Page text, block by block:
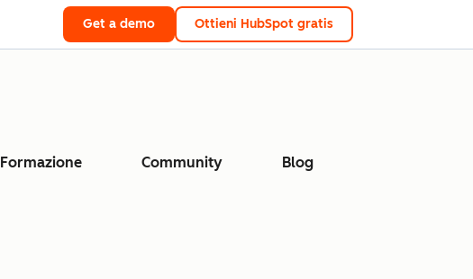
Get a demo Ottieni HubSpot gratis
Formazione Community Blog